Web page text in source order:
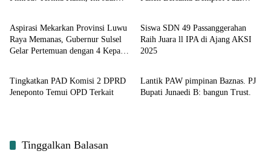
Input Regional
Aspirasi Mekarkan Provinsi Luwu
Raya Memanas, Gubernur Sulsel
Gelar Pertemuan dengan 4 Kepala
Input Regional
Siswa SDN 49 Passanggerahan
Raih Juara ll IPA di Ajang AKSI
2025
Input Regional
Tingkatkan PAD Komisi 2 DPRD
Jeneponto Temui OPD Terkait
Input Politik
Lantik PAW pimpinan Baznas. PJ
Bupati Junaedi B: bangun Trust.
Tinggalkan Balasan